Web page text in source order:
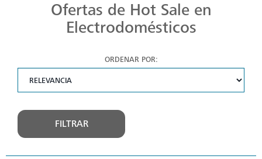
Ofertas de Hot Sale en
Electrodomésticos
ORDENAR POR:
FILTRAR